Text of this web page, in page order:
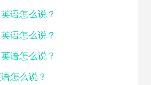
语怎么说？
语怎么说？
语怎么说？
怎么说？